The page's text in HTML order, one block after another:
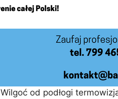
Wilgoć od podłogi